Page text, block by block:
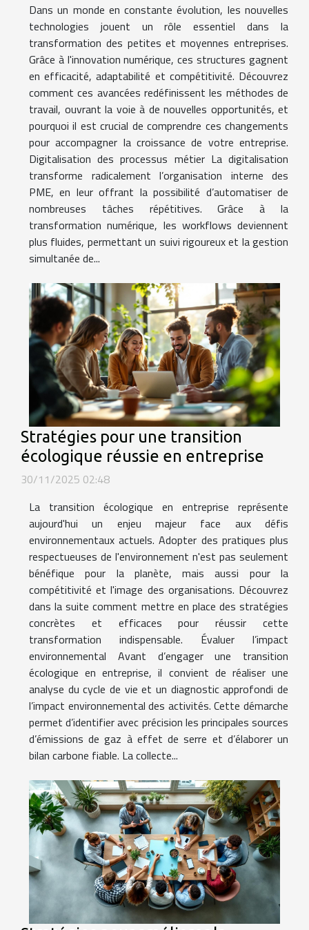
Dans un monde en constante évolution, les nouvelles
technologies jouent un rôle essentiel dans la
transformation des petites et moyennes entreprises.
Grâce à l'innovation numérique, ces structures gagnent
en efficacité, adaptabilité et compétitivité. Découvrez
comment ces avancées redéfinissent les méthodes de
travail, ouvrant la voie à de nouvelles opportunités, et
pourquoi il est crucial de comprendre ces changements
pour accompagner la croissance de votre entreprise.
Digitalisation des processus métier La digitalisation
transforme radicalement l’organisation interne des
PME, en leur offrant la possibilité d’automatiser de
nombreuses tâches répétitives. Grâce à la
transformation numérique, les workflows deviennent
plus fluides, permettant un suivi rigoureux et la gestion
simultanée de...
Stratégies pour une transition
écologique réussie en entreprise
30/11/2025 02:48
La transition écologique en entreprise représente
aujourd'hui un enjeu majeur face aux défis
environnementaux actuels. Adopter des pratiques plus
respectueuses de l'environnement n'est pas seulement
bénéfique pour la planète, mais aussi pour la
compétitivité et l'image des organisations. Découvrez
dans la suite comment mettre en place des stratégies
concrètes et efficaces pour réussir cette
transformation indispensable. Évaluer l’impact
environnemental Avant d’engager une transition
écologique en entreprise, il convient de réaliser une
analyse du cycle de vie et un diagnostic approfondi de
l’impact environnemental des activités. Cette démarche
permet d’identifier avec précision les principales sources
d’émissions de gaz à effet de serre et d’élaborer un
bilan carbone fiable. La collecte...